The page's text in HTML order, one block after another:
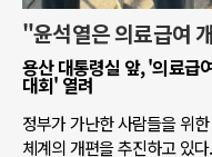
"윤석열은 의료급여
용산 대통령실 앞, '의료급
대회' 열려
정부가 가난한 사람들을 위
체계의 개편을 추진하고 있